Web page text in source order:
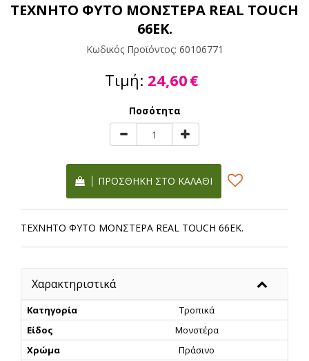
ΤΕΧΝΗΤΟ ΦΥΤΟ ΜΟΝΣΤΕΡΑ REAL TOUCH
66ΕΚ.
Κωδικός Προϊόντος: 60106771
Τιμή: 24,60€
Ποσότητα
ΠΡΟΣΘΉΚΗ ΣΤΟ ΚΑΛΆΘΙ
ΤΕΧΝΗΤΟ ΦΥΤΟ ΜΟΝΣΤΕΡΑ REAL TOUCH 66ΕΚ.
Χαρακτηριστικά
Κατηγορία
Τροπικά
Είδος
Μονστέρα
Χρώμα
Πράσινο